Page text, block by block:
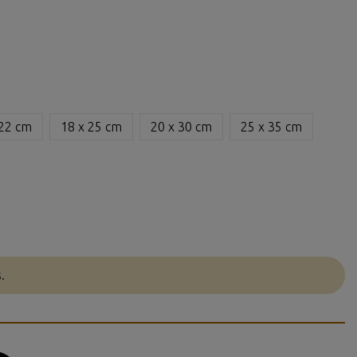
cm 18 x 25 cm 20 x 30 cm 25 x 35 cm